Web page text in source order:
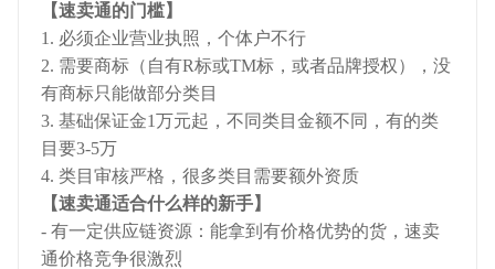
【速卖通的门槛】
1. 必须企业营业执照，个体户不行
2. 需要商标（自有R标或TM标，或者品牌授权），没
有商标只能做部分类目
3. 基础保证金1万元起，不同类目金额不同，有的类
目要3-5万
4. 类目审核严格，很多类目需要额外资质
【速卖通适合什么样的新手】
- 有一定供应链资源：能拿到有价格优势的货，速卖
通价格竞争很激烈